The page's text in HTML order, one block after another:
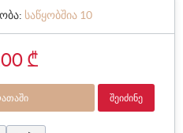
საწყობშია 10
₾
ᲨᲔᲘᲫᲘᲜᲔ